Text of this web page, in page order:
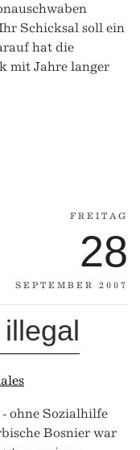
Schicksal soll ein
hat die
mit Jahre langer
FREITAG
28
SEPTEMBER 2007
ohne Sozialhilfe
Bosnier war